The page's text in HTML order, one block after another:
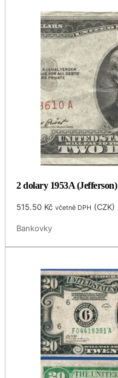
2 dolary 1953A (Jefferson)
515.50 Kč včetně DPH (CZK)
Bankovky